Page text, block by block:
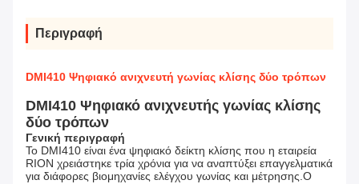
Περιγραφή
DMI410 Ψηφιακό ανιχνευτή γωνίας κλίσης δύο τρόπων
DMI410 Ψηφιακό ανιχνευτής γωνίας κλίσης
δύο τρόπων
Γενική περιγραφή
Το DMI410 είναι ένα ψηφιακό δείκτη κλίσης που η εταιρεία
RION χρειάστηκε τρία χρόνια για να αναπτύξει επαγγελματικά
για διάφορες βιομηχανίες ελέγχου γωνίας και μέτρησης.Ο